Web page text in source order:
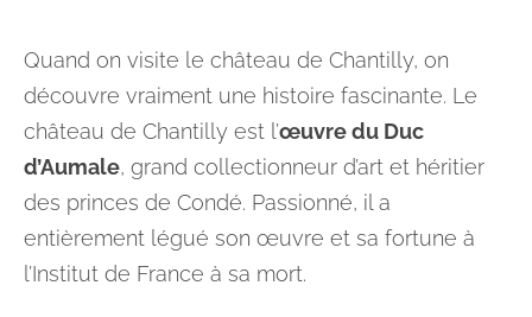
Quand on visite le château de Chantilly, on
découvre vraiment une histoire fascinante. Le
château de Chantilly est l’œuvre du Duc
d’Aumale, grand collectionneur d’art et héritier
des princes de Condé. Passionné, il a
entièrement légué son œuvre et sa fortune à
l’Institut de France à sa mort.